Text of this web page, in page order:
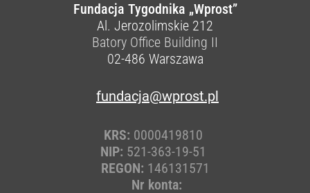
Fundacja Tygodnika „Wprost”
Al. Jerozolimskie 212
Batory Office Building II
02-486 Warszawa
fundacja@wprost.pl
KRS: 0000419810
NIP: 521-363-19-51
REGON: 146131571
Nr konta: